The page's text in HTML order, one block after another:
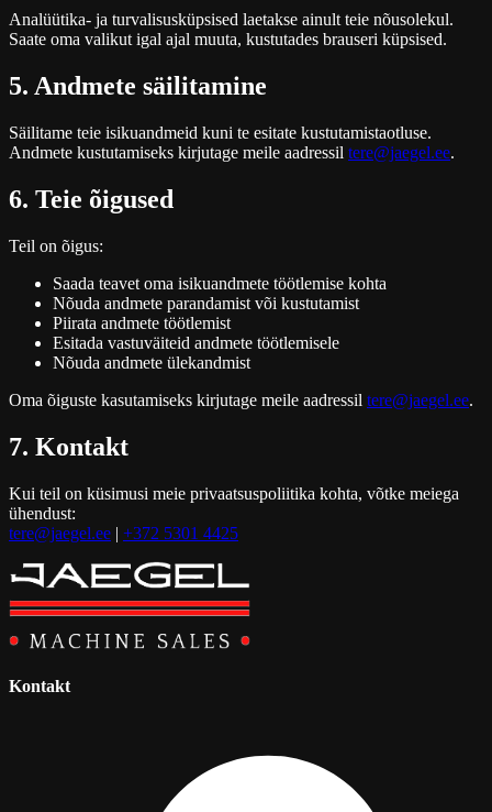
Analüütika- ja turvalisusküpsised laetakse ainult teie nõusolekul.
Saate oma valikut igal ajal muuta, kustutades brauseri küpsised.
5. Andmete säilitamine
Säilitame teie isikuandmeid kuni te esitate kustutamistaotluse.
Andmete kustutamiseks kirjutage meile aadressil tere@jaegel.ee.
6. Teie õigused
Teil on õigus:
Saada teavet oma isikuandmete töötlemise kohta
Nõuda andmete parandamist või kustutamist
Piirata andmete töötlemist
Esitada vastuväiteid andmete töötlemisele
Nõuda andmete ülekandmist
Oma õiguste kasutamiseks kirjutage meile aadressil tere@jaegel.ee.
7. Kontakt
Kui teil on küsimusi meie privaatsuspoliitika kohta, võtke meiega
ühendust:
tere@jaegel.ee | +372 5301 4425
Kontakt